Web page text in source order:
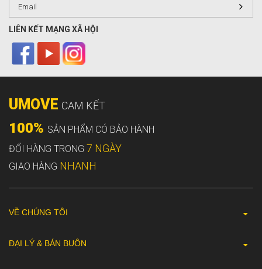
LIÊN KẾT MẠNG XÃ HỘI
UMOVE CAM KẾT
100% SẢN PHẨM CÓ BẢO HÀNH
ĐỔI HÀNG TRONG 7 NGÀY
GIAO HÀNG NHANH
VỀ CHÚNG TÔI
ĐẠI LÝ & BÁN BUÔN